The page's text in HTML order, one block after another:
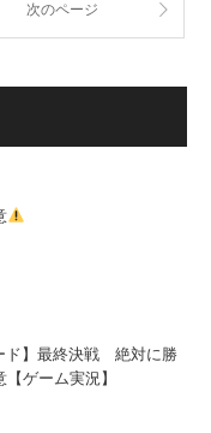
次のページ
ド】最終決戦 絶対に勝
ゲーム実況】